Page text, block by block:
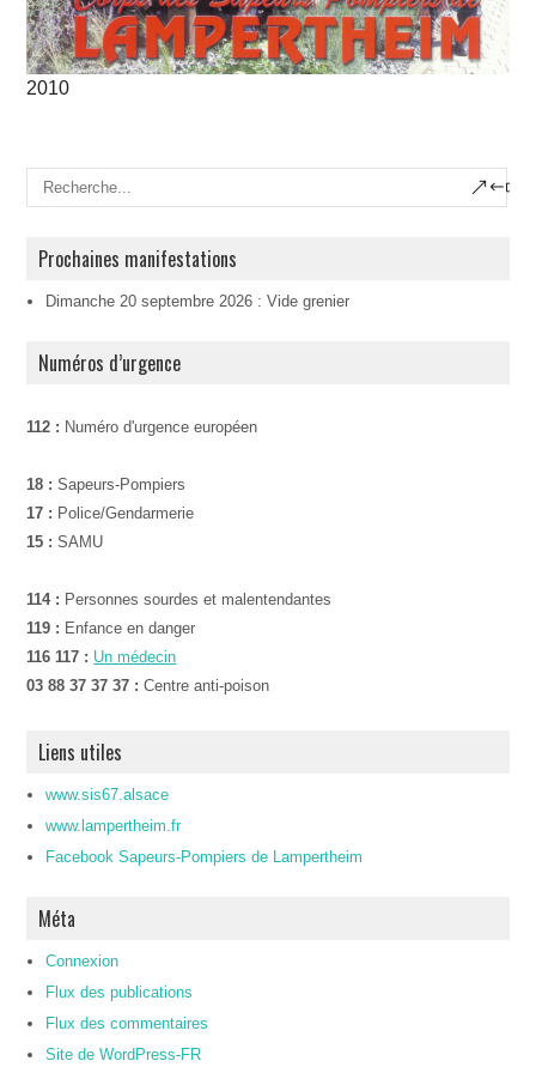
2010
Prochaines manifestations
Dimanche 20 septembre 2026 : Vide grenier
Numéros d’urgence
112 : Numéro d'urgence européen
18 : Sapeurs-Pompiers
17 : Police/Gendarmerie
15 : SAMU
114 : Personnes sourdes et malentendantes
119 : Enfance en danger
116 117 : Un médecin
03 88 37 37 37 : Centre anti-poison
Liens utiles
www.sis67.alsace
www.lampertheim.fr
Facebook Sapeurs-Pompiers de Lampertheim
Méta
Connexion
Flux des publications
Flux des commentaires
Site de WordPress-FR